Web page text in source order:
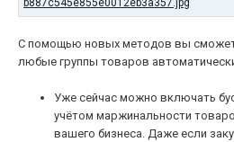
С помощью новых методов вы
любые группы товаров
Уже сейчас можно включать
учётом маржинальности
вашего бизнеса. Даже если